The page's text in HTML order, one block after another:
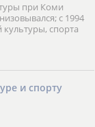
при Коми
с 1994
культуры, спорта
и спорту